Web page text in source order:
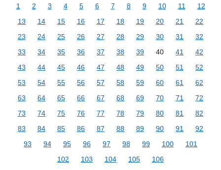
1 2 3 4 5 6 7 8 9 10 11
12
13
14 15 16 17 18 19 20 21
22
23
24 25 26 27 28 29 30 31
32
33
34 35 36 37 38 39 40 41
42
43
44 45 46 47 48 49 50 51
52
53
54 55 56 57 58 59 60 61
62
63
64 65 66 67 68 69 70 71
72
73
74 75 76 77 78 79 80 81
82
83
84 85 86 87 88 89 90 91
92
93
94 95 96 97 98 99 100
101
102
103 104 105 106